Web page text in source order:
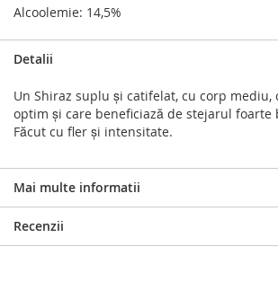
Alcoolemie: 14,5%
Detalii
Un Shiraz suplu și catifelat, cu corp mediu,
optim și care beneficiază de stejarul foarte
Făcut cu fler și intensitate.
Mai multe informatii
Recenzii